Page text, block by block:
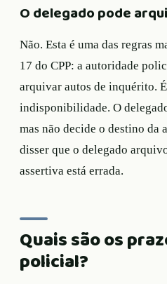
O delegado pode
Não. Esta é uma das regras
17 do CPP: a autoridade
arquivar autos de inquérito.
indisponibilidade. O
mas não decide o destino da
disser que o delegado
assertiva está errada.
Quais são os
policial?